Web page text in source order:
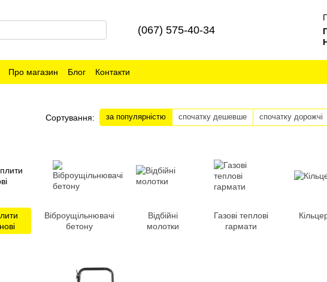
(067) 575-40-34
Про магазин Блог Контакти
Сортування: за популярністю спочатку дешевше спочатку дорожчі
Віброущільнювачі
бетону
Відбійні
молотки
Газові теплові
гармати